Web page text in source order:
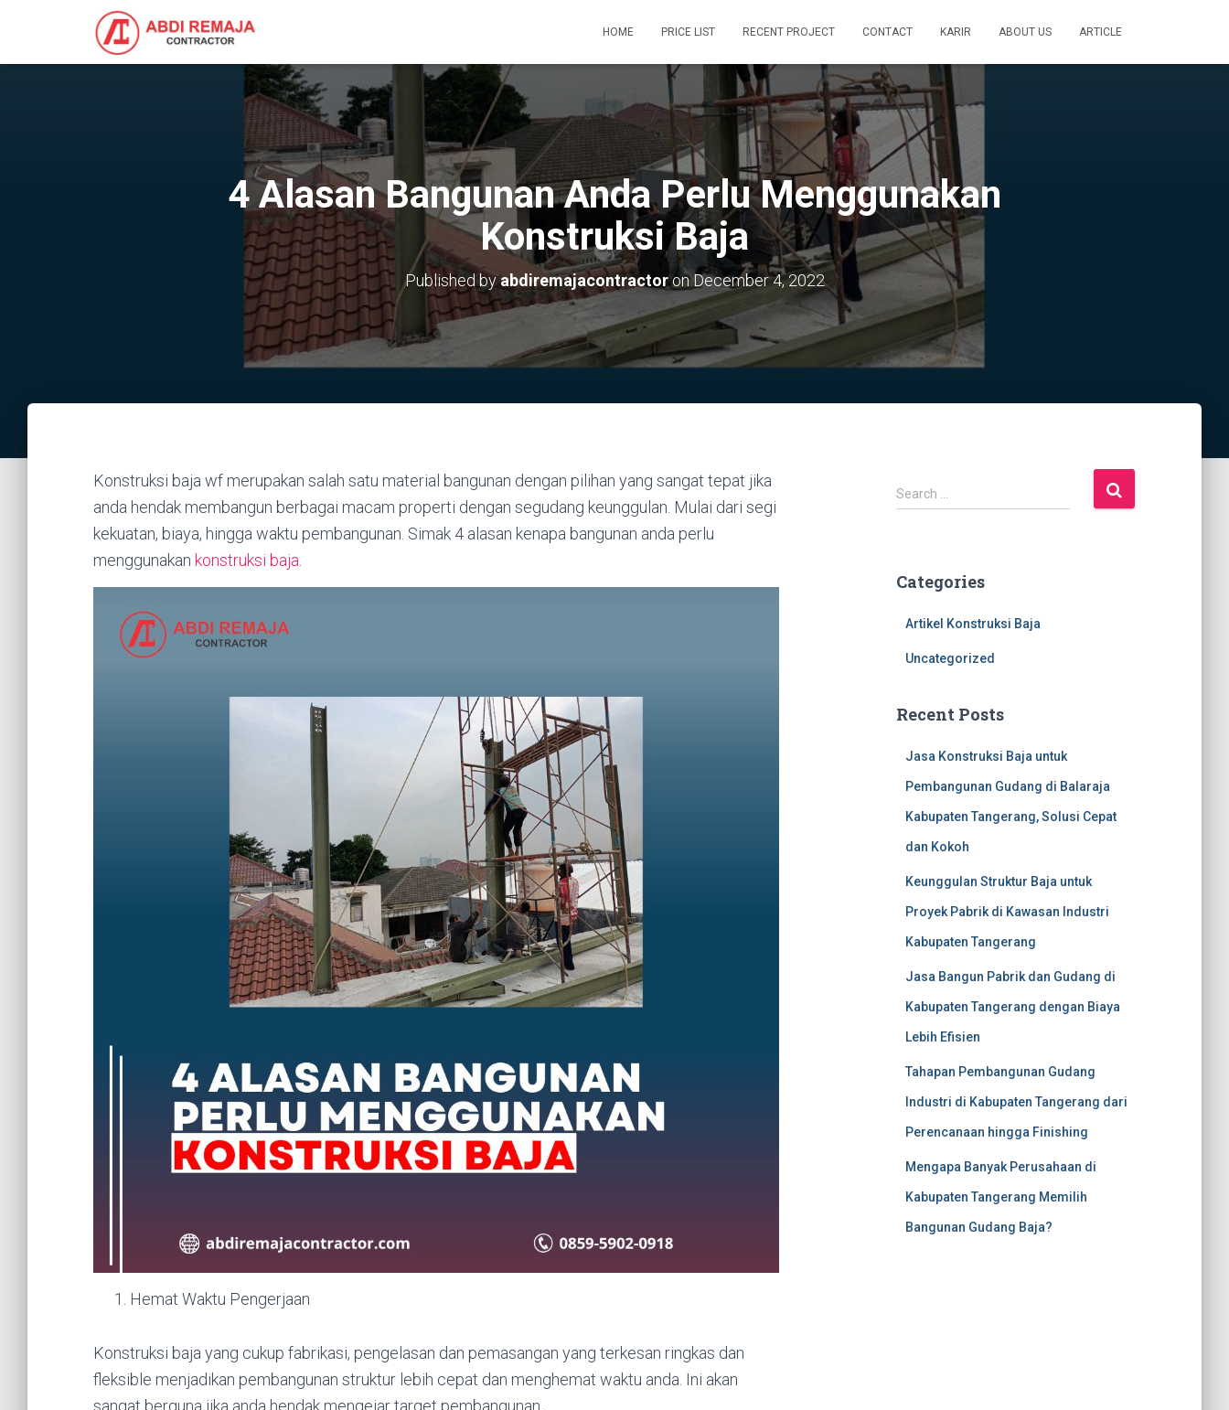
HOME PRICE LIST RECENT PROJECT CONTACT KARIR ABOUT US ARTICLE
4 Alasan Bangunan Anda Perlu Menggunakan
Konstruksi Baja
Published byabdiremajacontractoronDecember 4, 2022
Konstruksi baja wf merupakan salah satu material bangunan dengan pilihan yang sangat tepat jika
anda hendak membangun berbagai macam properti dengan segudang keunggulan. Mulai dari segi
kekuatan, biaya, hingga waktu pembangunan. Simak 4 alasan kenapa bangunan anda perlu
menggunakan konstruksi baja
Hemat Waktu Pengerjaan
Konstruksi baja yang cukup fabrikasi, pengelasan dan pemasangan yang terkesan ringkas dan
fleksible menjadikan pembangunan struktur lebih cepat dan menghemat waktu anda. Ini akan
sangat berguna jika anda hendak mengejar target pembangunan.
S
e
h
Search …
Categories
Artikel Konstruksi Baja
Uncategorized
Recent Posts
Jasa Konstruksi Baja untuk
Pembangunan Gudang di Balaraja
Kabupaten Tangerang, Solusi Cepat
dan Kokoh
Keunggulan Struktur Baja untuk
Proyek Pabrik di Kawasan Industri
Kabupaten Tangerang
Jasa Bangun Pabrik dan Gudang di
Kabupaten Tangerang dengan Biaya
Lebih Efisien
Tahapan Pembangunan Gudang
Industri di Kabupaten Tangerang dari
Perencanaan hingga Finishing
Mengapa Banyak Perusahaan di
Kabupaten Tangerang Memilih
Bangunan Gudang Baja?